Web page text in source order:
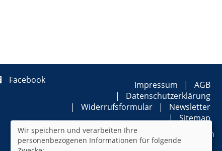
Facebook Impressum
AGB
Datenschutzerklärung
Widerrufsformular
Newsletter
Sitemap
Cookie Einstellungen
Wir speichern und verarbeiten Ihre
personenbezogenen Informationen für folgende